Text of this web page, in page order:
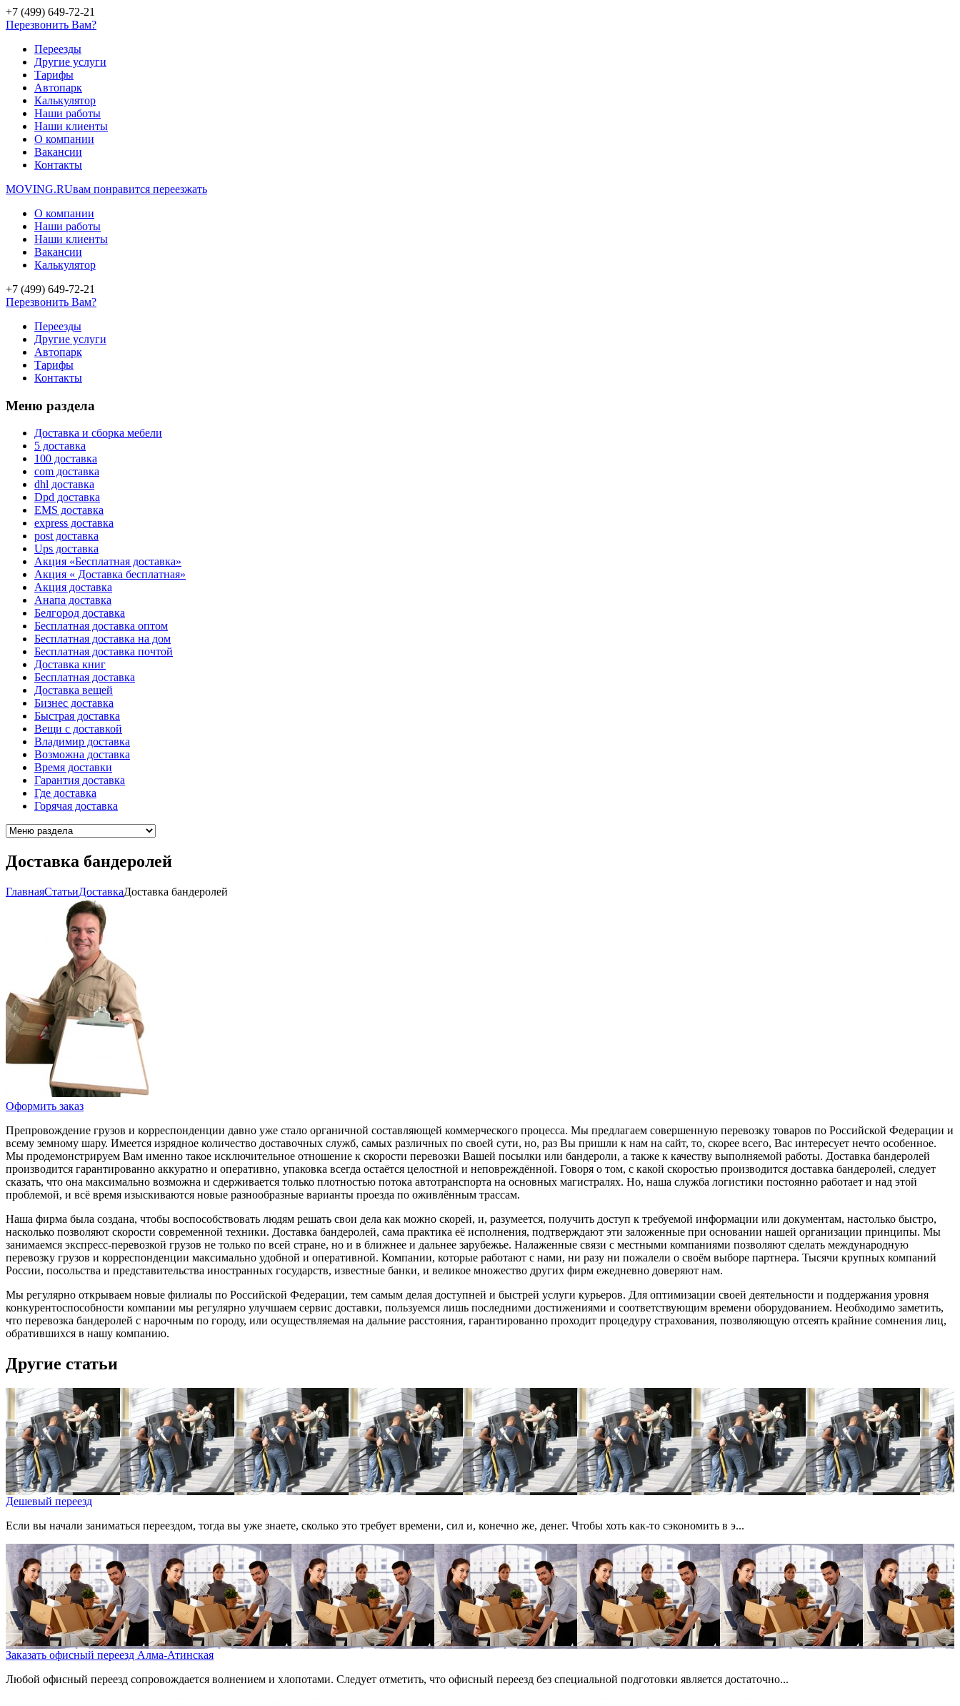
+7 (499) 649-72-21
Перезвонить Вам?
Переезды
Другие услуги
Тарифы
Автопарк
Калькулятор
Наши работы
Наши клиенты
О компании
Вакансии
Контакты
MOVING.RUвам понравится переезжать
О компании
Наши работы
Наши клиенты
Вакансии
Калькулятор
+7 (499) 649-72-21
Перезвонить Вам?
Переезды
Другие услуги
Автопарк
Тарифы
Контакты
Меню раздела
Доставка и сборка мебели
5 доставка
100 доставка
com доставка
dhl доставка
Dpd доставка
EMS доставка
express доставка
post доставка
Ups доставка
Акция «Бесплатная доставка»
Акция « Доставка бесплатная»
Акция доставка
Анапа доставка
Белгород доставка
Бесплатная доставка оптом
Бесплатная доставка на дом
Бесплатная доставка почтой
Доставка книг
Бесплатная доставка
Доставка вещей
Бизнес доставка
Быстрая доставка
Вещи с доставкой
Владимир доставка
Возможна доставка
Время доставки
Гарантия доставка
Где доставка
Горячая доставка
Доставка бандеролей
ГлавнаяCтатьиДоставкаДоставка бандеролей
Оформить заказ
Препровождение грузов и корреспонденции давно уже стало органичной составляющей коммерческого процесса. Мы предлагаем совершенную перевозку товаров по Российской Федерации и
всему земному шару. Имеется изрядное количество доставочных служб, самых различных по своей сути, но, раз Вы пришли к нам на сайт, то, скорее всего, Вас интересует нечто особенное.
Мы продемонстрируем Вам именно такое исключительное отношение к скорости перевозки Вашей посылки или бандероли, а также к качеству выполняемой работы. Доставка бандеролей
производится гарантированно аккуратно и оперативно, упаковка всегда остаётся целостной и неповреждённой. Говоря о том, с какой скоростью производится доставка бандеролей, следует
сказать, что она максимально возможна и сдерживается только плотностью потока автотранспорта на основных магистралях. Но, наша служба логистики постоянно работает и над этой
проблемой, и всё время изыскиваются новые разнообразные варианты проезда по оживлённым трассам.
Наша фирма была создана, чтобы воспособствовать людям решать свои дела как можно скорей, и, разумеется, получить доступ к требуемой информации или документам, настолько быстро,
насколько позволяют скорости современной техники. Доставка бандеролей, сама практика её исполнения, подтверждают эти заложенные при основании нашей организации принципы. Мы
занимаемся экспресс-перевозкой грузов не только по всей стране, но и в ближнее и дальнее зарубежье. Налаженные связи с местными компаниями позволяют сделать международную
перевозку грузов и корреспонденции максимально удобной и оперативной. Компании, которые работают с нами, ни разу ни пожалели о своём выборе партнера. Тысячи крупных компаний
России, посольства и представительства иностранных государств, известные банки, и великое множество других фирм ежедневно доверяют нам.
Мы регулярно открываем новые филиалы по Российской Федерации, тем самым делая доступней и быстрей услуги курьеров. Для оптимизации своей деятельности и поддержания уровня
конкурентоспособности компании мы регулярно улучшаем сервис доставки, пользуемся лишь последними достижениями и соответствующим времени оборудованием. Необходимо заметить,
что перевозка бандеролей с нарочным по городу, или осуществляемая на дальние расстояния, гарантированно проходит процедуру страхования, позволяющую отсеять крайние сомнения лиц,
обратившихся в нашу компанию.
Другие статьи
Дешевый переезд
Если вы начали заниматься переездом, тогда вы уже знаете, сколько это требует времени, сил и, конечно же, денег. Чтобы хоть как-то сэкономить в э...
Заказать офисный переезд Алма-Атинская
Любой офисный переезд сопровождается волнением и хлопотами. Следует отметить, что офисный переезд без специальной подготовки является достаточно...